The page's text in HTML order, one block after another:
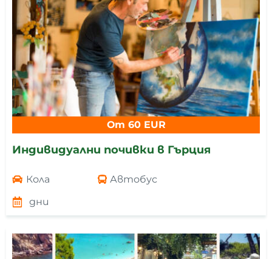
От 60 EUR
Индивидуални почивки в Гърция
Кола
Автобус
дни